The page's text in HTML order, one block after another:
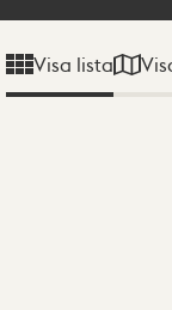
Visa lista